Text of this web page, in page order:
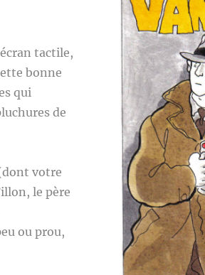
tactile,
bonne
qui
de
votre
le père
ou prou,